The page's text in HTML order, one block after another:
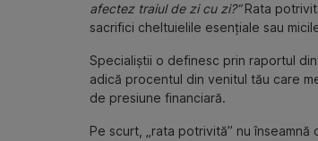
afectez traiul de zi cu zi?”Rata
sacrifici cheltuielile esențiale sau
Specialiștii o definesc prin raportul
adică procentul din venitul tău care
de presiune financiară.
Pe scurt, „rata potrivită” nu